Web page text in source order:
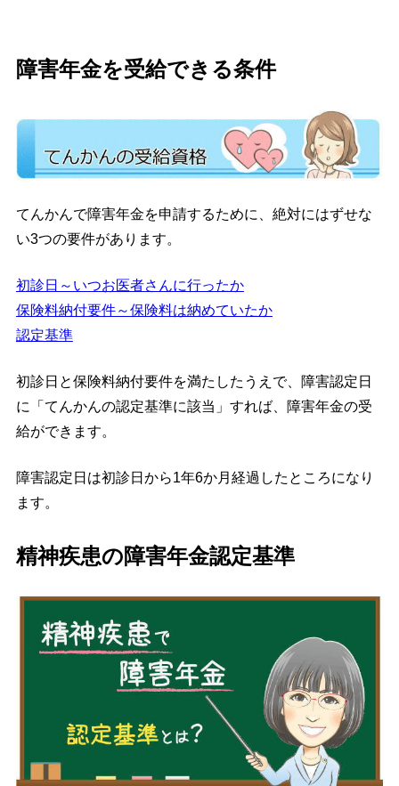
障害年金を受給できる条件
てんかんで障害年金を申請するために、絶対にはずせな
い3つの要件があります。
初診日～いつお医者さんに行ったか
保険料納付要件～保険料は納めていたか
認定基準
初診日と保険料納付要件を満たしたうえで、障害認定日
に「てんかんの認定基準に該当」すれば、障害年金の受
給ができます。
障害認定日は初診日から1年6か月経過したところになり
ます。
精神疾患の障害年金認定基準